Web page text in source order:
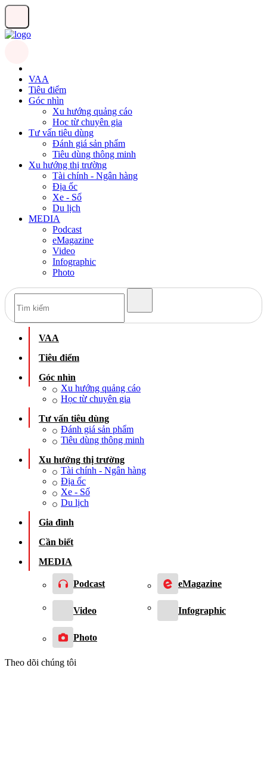
VAA
Tiêu điểm
Góc nhìn
Xu hướng quảng cáo
Học từ chuyên gia
Tư vấn tiêu dùng
Đánh giá sản phẩm
Tiêu dùng thông minh
Xu hướng thị trường
Tài chính - Ngân hàng
Địa ốc
Xe - Số
Du lịch
MEDIA
Podcast
eMagazine
Video
Infographic
Photo
VAA
Tiêu điểm
Góc nhìn
Xu hướng quảng cáo
Học từ chuyên gia
Tư vấn tiêu dùng
Đánh giá sản phẩm
Tiêu dùng thông minh
Xu hướng thị trường
Tài chính - Ngân hàng
Địa ốc
Xe - Số
Du lịch
Gia đình
Cần biết
MEDIA
Podcast eMagazine
Video Infographic
Photo
Theo dõi chúng tôi